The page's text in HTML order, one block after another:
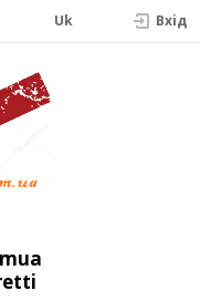
Uk Вхiд